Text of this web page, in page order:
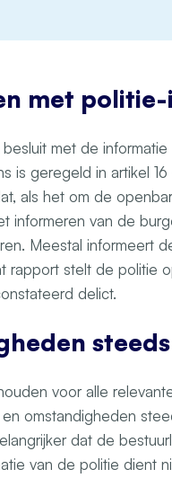
met
met de
is geregeld in artikel
als het om de
informeren van de
Meestal informeert
rapport stelt de politie
delict.
voor alle
omstandigheden
dat de
van de politie dient